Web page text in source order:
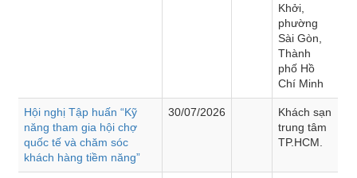
Khởi,
phường
Sài Gòn,
Thành
phố Hồ
Chí Minh
Hội nghị Tập huấn “Kỹ
năng tham gia hội chợ
quốc tế và chăm sóc
khách hàng tiềm năng”
30/07/2026
Khách sạn
trung tâm
TP.HCM.